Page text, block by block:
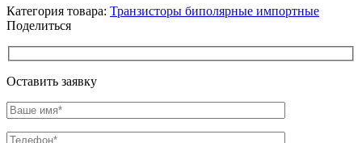
Категория товара: Транзисторы биполярные импортные
Поделиться
Оставить заявку